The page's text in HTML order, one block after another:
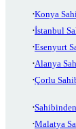
Konya
İstanbul
Esenyurt
Alanya
Çorlu
Malatya